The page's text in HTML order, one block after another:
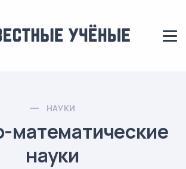
НАУКИ
математические
науки